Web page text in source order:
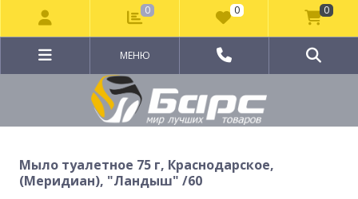
МЕНЮ
Мыло туалетное 75 г, Краснодарское,
(Меридиан), "Ландыш" /60
0 0 0